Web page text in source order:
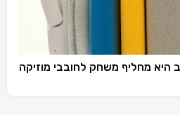
היא מחליף משחק לחובבי מוזיקה